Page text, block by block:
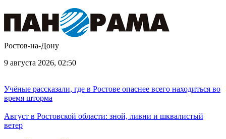
Ростов-на-Дону
9 августа 2026, 02:50
Учёные рассказали, где в Ростове опаснее всего находиться во
время шторма
Август в Ростовской области: зной, ливни и шквалистый
ветер